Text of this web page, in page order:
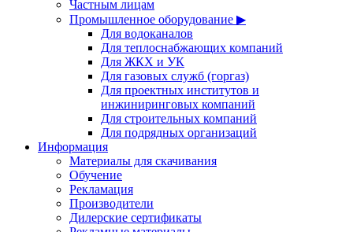
Частным лицам
Промышленное оборудование ▶
Для водоканалов
Для теплоснабжающих компаний
Для ЖКХ и УК
Для газовых служб (горгаз)
Для проектных институтов и
инжиниринговых компаний
Для строительных компаний
Для подрядных организаций
Информация
Материалы для скачивания
Обучение
Рекламация
Производители
Дилерские сертификаты